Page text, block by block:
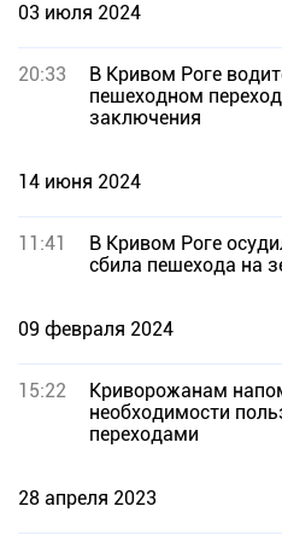
03 июля 2024
20:33
В Кривом Роге
пешеходном
заключения
14 июня 2024
11:41
В Кривом Роге
сбила пешехода на
09 февраля 2024
15:22
Криворожанам
необходимости
переходами
28 апреля 2023